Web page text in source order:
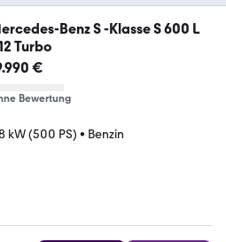
Benz S -Klasse S 600 L
Turbo
€
Bewertung
kW (500 PS) • Benzin